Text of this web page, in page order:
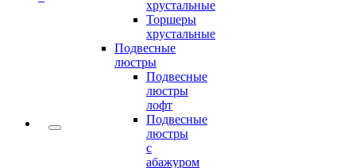
хрустальные
Торшеры
хрустальные
Подвесные
люстры
Подвесные
люстры
лофт
Подвесные
люстры
с
абажуром